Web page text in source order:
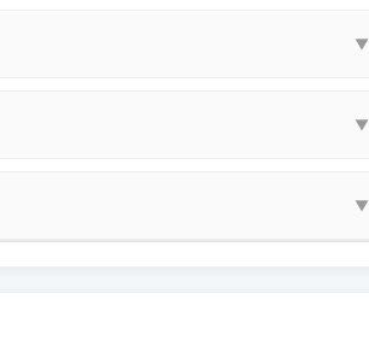
常显示为
实战中高频使用的，要是驱动有错或者不能用，
再采用USB局域网共享方案。
网络打
及系统架构。
Pro X等 Windows ARM 系统设备，普通的
通电脑用户请忽略本条。
▼
】按钮，软件将自动安全停止后台服务、彻底
▼
▼